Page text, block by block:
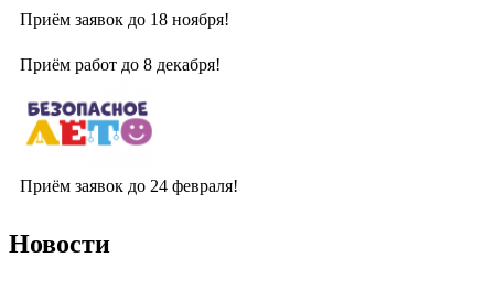
Приём заявок до 18 ноября!
Приём работ до 8 декабря!
Приём заявок до 24 февраля!
Новости